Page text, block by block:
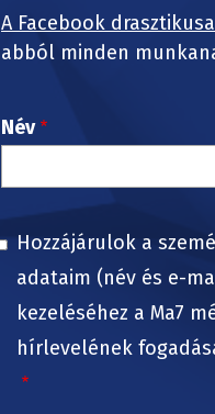
A Facebook
abból minden
Név
Hozzájárulok a
adataim (név és e-
kezeléséhez a Ma7
hírlevelének